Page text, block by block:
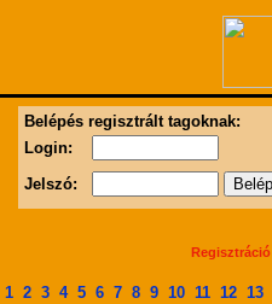
Belépés regisztrált tagoknak:
Login:
Jelszó:
Regisztráció
1 2 3 4 5 6 7 8 9 10 11 12 13